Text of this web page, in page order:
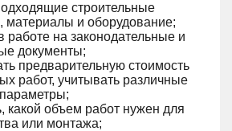
строительные
материалы и оборудование;
работе на законодательные и
документы;
предварительную стоимость
работ, учитывать различные
какой объем работ нужен для
или монтажа;